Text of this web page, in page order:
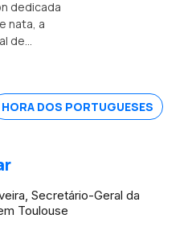
dedicada
nata, a
de
HORA DOS PORTUGUESES
Secretário-Geral da
Toulouse